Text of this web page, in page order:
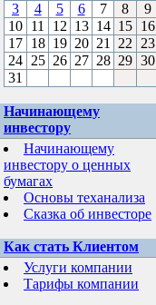
3
4 5 6 7 8
9
10 11 12 13 14 15 16
17 18 19 20 21 22
23
24 25 26 27 28 29 30
31
Начинающему
инвестору
Начинающему
инвестору о ценных
бумагах
Основы теханализа
Сказка об инвесторе
Как стать Клиентом
Услуги компании
Тарифы компании